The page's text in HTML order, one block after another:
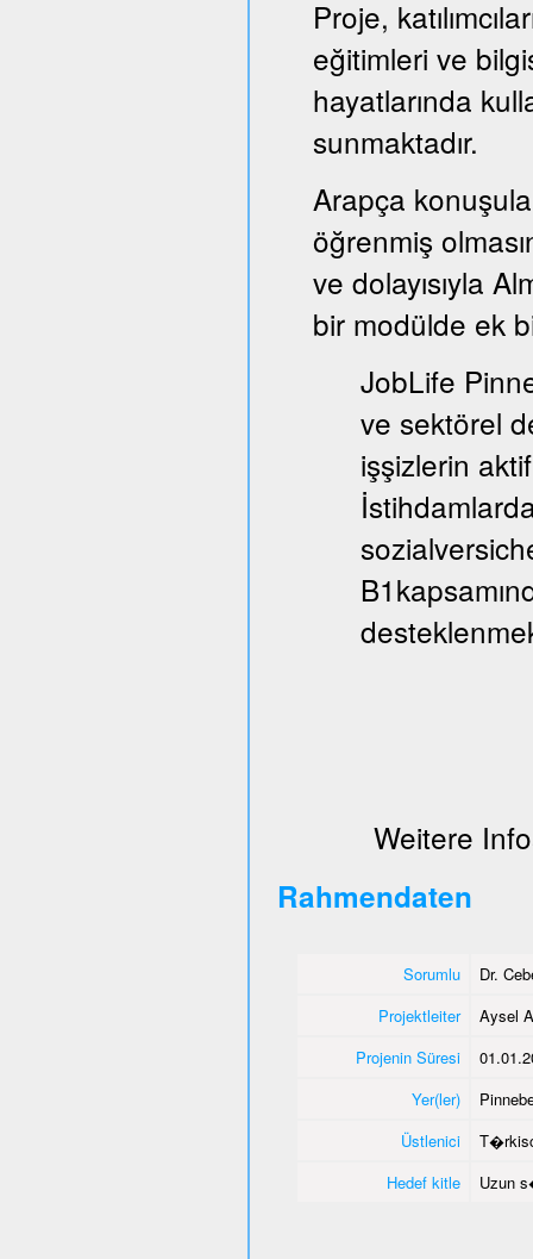
Proje,
eğitimleri ve
hayatlarında
sunmaktadır.
Arapça
öğrenmiş
ve dolayısıyla
bir modülde ek
JobLife
ve sektörel
işşizlerin
Weitere
Rahmendaten
Sorumlu
Dr.
Projektleiter
Aysel
Projenin Süresi
Yer(ler)
Üstlenici
Hedef kitle
Uzun